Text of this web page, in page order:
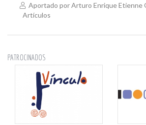
Aportado por Arturo Enrique Etienne
Artículos
PATROCINADOS